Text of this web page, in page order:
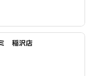
稲沢店